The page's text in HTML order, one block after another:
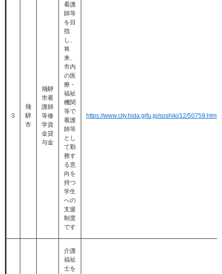
3
飛
騨
市
飛騨
市看
護師
等修
学資
金貸
与金
看護
師等
を目
指
し、
将
来、
市内
の医
療・
福祉
機関
等で
看護
師等
とし
て勤
務す
る意
向を
持つ
学生
への
支援
制度
です
https://www.city.hida.gifu.jp/soshiki/12/50759.html
介護
福祉
士を